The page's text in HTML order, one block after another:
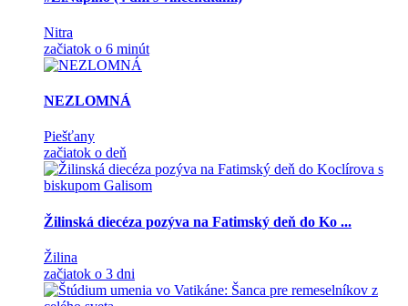
Nitra
začiatok o 6 minút
NEZLOMNÁ
Piešťany
začiatok o deň
Žilinská diecéza pozýva na Fatimský deň do Ko ...
Žilina
začiatok o 3 dni